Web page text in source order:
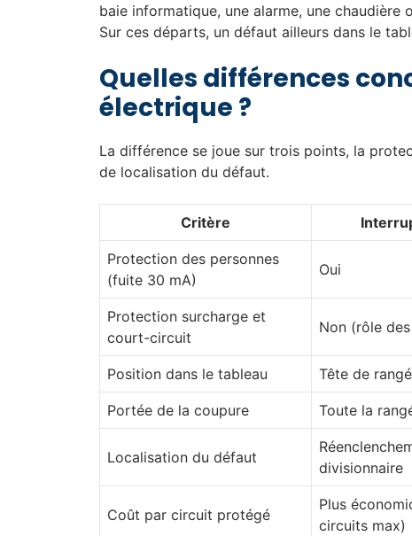
baie informatique, une alarme, une
Sur ces départs, un défaut ailleurs dans le
Quelles différences
électrique ?
La différence se joue sur trois points, la
de localisation du défaut.
Critère
Protection des personnes
(fuite 30 mA)
Oui
Protection surcharge et
court-circuit
Non (rôle
Position dans le tableau Tête de
Portée de la coupure Toute la
Localisation du défaut
divisionnaire
Coût par circuit protégé
Plus
circuits max)